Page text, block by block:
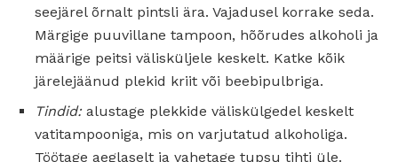
seejärel õrnalt pintsli ära. Vajadusel korrake seda.
Märgige puuvillane tampoon, hõõrudes alkoholi ja
määrige peitsi välisküljele keskelt. Katke kõik
järelejäänud plekid kriit või beebipulbriga.
Tindid:alustage plekkide väliskülgedel keskelt
vatitampooniga, mis on varjutatud alkoholiga.
Töötage aeglaselt ja vahetage tupsu tihti üle.